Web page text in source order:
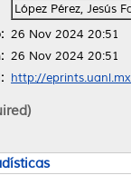
López Pérez, Jesús
26 Nov 2024 20:51
26 Nov 2024 20:51
http://